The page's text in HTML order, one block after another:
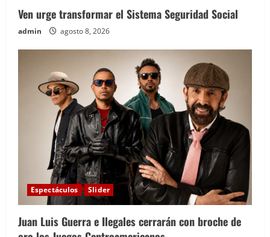
Ven urge transformar el Sistema Seguridad Social
admin agosto 8, 2026
Espectáculos Slider
Juan Luis Guerra e Ilegales cerrarán con broche de